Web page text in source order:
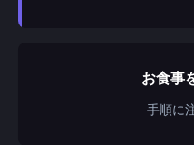
お食事
手順に